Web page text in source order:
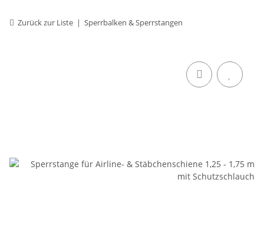
Zurück zur Liste Sperrbalken & Sperrstangen